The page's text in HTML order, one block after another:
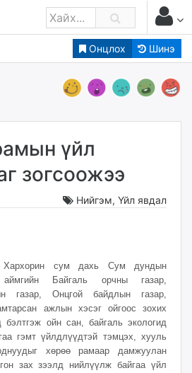
Онцлох Шинэ
үйл
зогсоожээ
Нийгэм, Үйл явдал
Хархорин сум дахь Сум дундын
аймгийн Байгаль орчны газар,
газар, Онцгой байдлын газар,
ажлын хэсэг ойгоос зохих
бэлтгэж ойн сан, байгаль экологид
гэмт үйлдлүүдтэй тэмцэх, хууль
хөрөө рамаар дамжуулан
зах зээлд нийлүүлж байгаа үйл